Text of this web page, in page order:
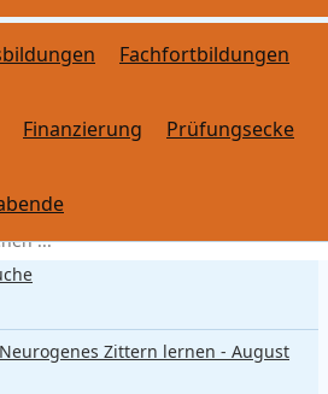
Fachfortbildungen
Finanzierung Prüfungsecke
Zittern lernen - August